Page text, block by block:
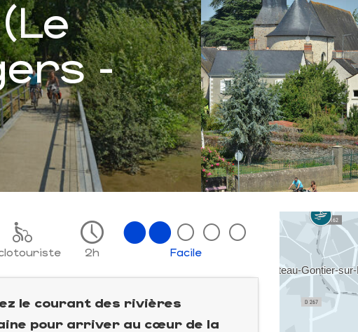
-
2h Facile
le courant des rivières
pour arriver au cœur de la